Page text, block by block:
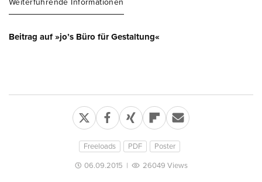
Beitrag auf »jo’s Büro für Gestaltung«
Freeloads PDF Poster
06.09.2015 | 26049 Views